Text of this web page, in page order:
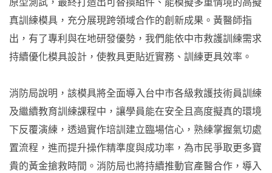
原型測試，最終打造出可替換組件、能模擬多重情境的高擬
真訓練模具，充分展現跨領域合作的創新成果。黃醫師指
出，有了專利與在地研發優勢，我們能依中市救護訓練需求
持續優化模具設計，使教具更貼近實務、訓練更具效率。
消防局說明，該模具將全面導入台中市各級救護技術員訓練
及繼續教育訓練課程中，讓學員能在安全且高度擬真的環境
下反覆演練，透過實作培訓建立臨場信心，熟練掌握氣切處
置流程，進而提升操作精準度與成功率，為市民爭取更多寶
貴的黃金搶救時間。消防局也將持續推動官產醫合作，導入